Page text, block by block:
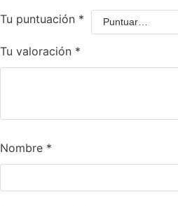
Tu puntuación *
Tu valoración *
Nombre *